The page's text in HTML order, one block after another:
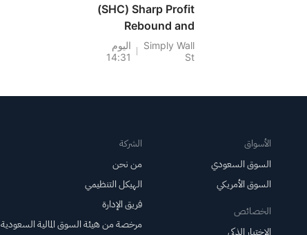
(SHC) Sharp Profit
Rebound and
Higher EPS Rewrite
Its Turnaround
Simply Wall
St
اليوم
14:31
الأسواق
السوق السعودي
السوق الأمريكي
الخصائص
الاختيار الذكي
الشركة
من نحن
الهيكل التنظيمي
فريق الإدارة
مرخصة من هيئة السوق المالية السعودية